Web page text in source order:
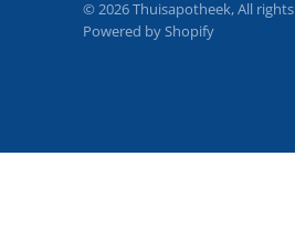
© 2026 Thuisapotheek, All
Powered by Shopify